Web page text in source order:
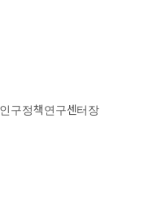
구정책연구센터장